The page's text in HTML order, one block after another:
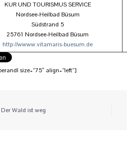
KUR UND TOURISMUS SERVICE
Nordsee-Heilbad Büsum
Südstrand 5
25761 Nordsee-Heilbad Büsum
http://wwww.vitamaris-buesum.de
size=“75″ align=“left“]
Der Wald ist weg